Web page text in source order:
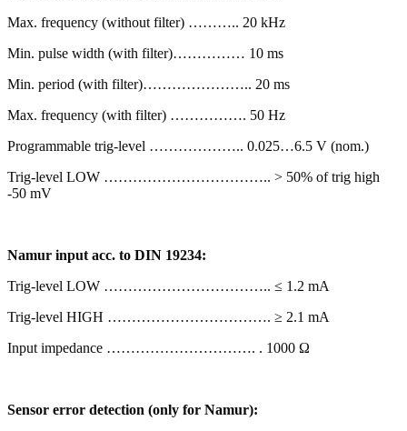
Max. frequency (without filter) ……….. 20 kHz
Min. pulse width (with filter)…………… 10 ms
Min. period (with filter)………………….. 20 ms
Max. frequency (with filter) ……………. 50 Hz
Programmable trig-level ……………….. 0.025…6.5 V (nom.)
Trig-level LOW …………………………….. > 50% of trig high
-50 mV
Namur input acc. to DIN 19234:
Trig-level LOW …………………………….. ≤ 1.2 mA
Trig-level HIGH ……………………………. ≥ 2.1 mA
Input impedance …………………………. . 1000 Ω
Sensor error detection (only for Namur):